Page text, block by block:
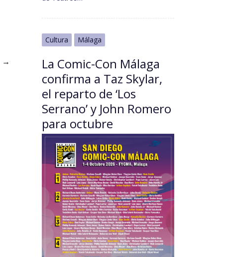
→
Cultura Málaga
La Comic-Con Málaga
confirma a Taz Skylar,
el reparto de ‘Los
Serrano’ y John Romero
para octubre